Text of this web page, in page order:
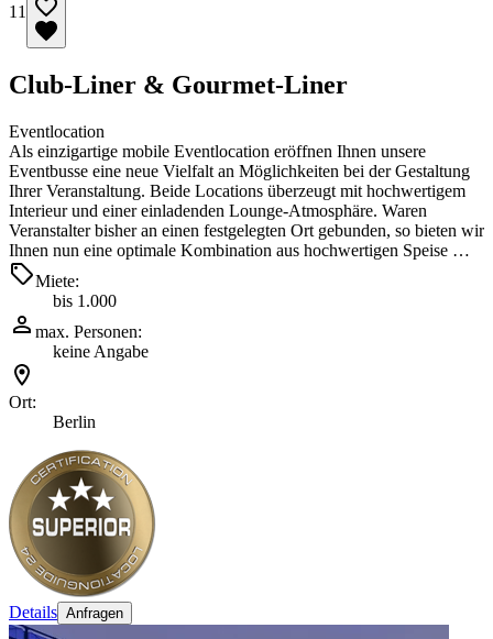
11
Club-Liner & Gourmet-Liner
Eventlocation
Als einzigartige mobile Eventlocation eröffnen Ihnen unsere
Eventbusse eine neue Vielfalt an Möglichkeiten bei der Gestaltung
Ihrer Veranstaltung. Beide Locations überzeugt mit hochwertigem
Interieur und einer einladenden Lounge-Atmosphäre. Waren
Veranstalter bisher an einen festgelegten Ort gebunden, so bieten wir
Ihnen nun eine optimale Kombination aus hochwertigen Speise …
Miete:
bis 1.000
max. Personen:
keine Angabe
Ort:
Berlin
Details Anfragen